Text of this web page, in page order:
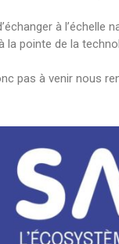
à
la pointe de la
pas à venir nous